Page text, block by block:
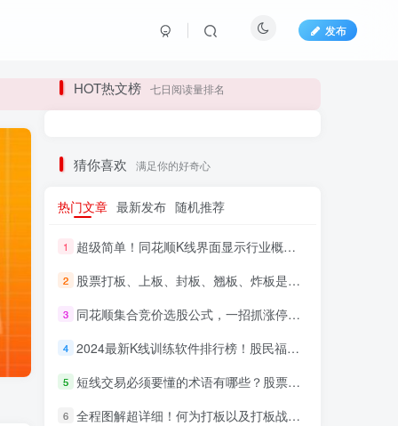
发布
新各大精品创业项目！
HOT热文榜 七日阅读量排名
猜你喜欢 满足你的好奇心
热门文章 最新发布 随机推荐
1 超级简单！同花顺K线界面显示行业概念指标代码图解
2 股票打板、上板、封板、翘板、炸板是什么意思？炒股你必须懂的暗语！
3 同花顺集合竞价选股公式，一招抓涨停让你秒变打板高手！
4 2024最新K线训练软件排行榜！股民福利，十款专业分析工具全揭秘！
5 短线交易必须要懂的术语有哪些？股票分时水上、水下是什么意思？
6 全程图解超详细！何为打板以及打板战法的精髓
登录 注册